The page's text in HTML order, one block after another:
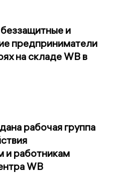
и
предприниматели
на складе WB в
рабочая группа
и работникам
WB